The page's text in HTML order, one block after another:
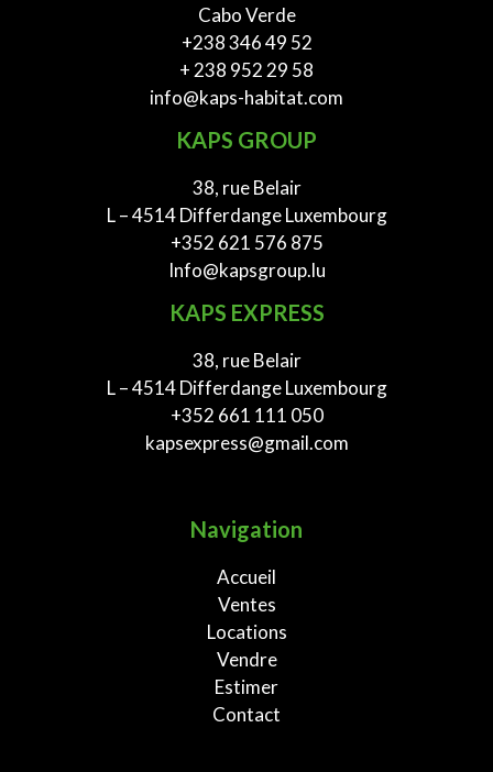
Cabo Verde
+238 346 49 52
+ 238 952 29 58
info@kaps-habitat.com
KAPS GROUP
38, rue Belair
L – 4514 Differdange Luxembourg
+352 621 576 875
Info@kapsgroup.lu
KAPS EXPRESS
38, rue Belair
L – 4514 Differdange Luxembourg
+352 661 111 050
kapsexpress@gmail.com
Navigation
Accueil
Ventes
Locations
Vendre
Estimer
Contact